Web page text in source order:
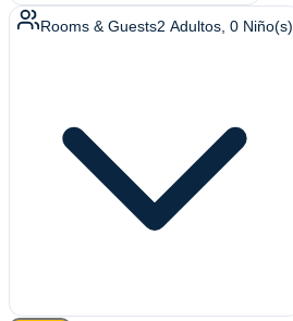
Rooms & Guests2 Adultos 0 Niño(s)